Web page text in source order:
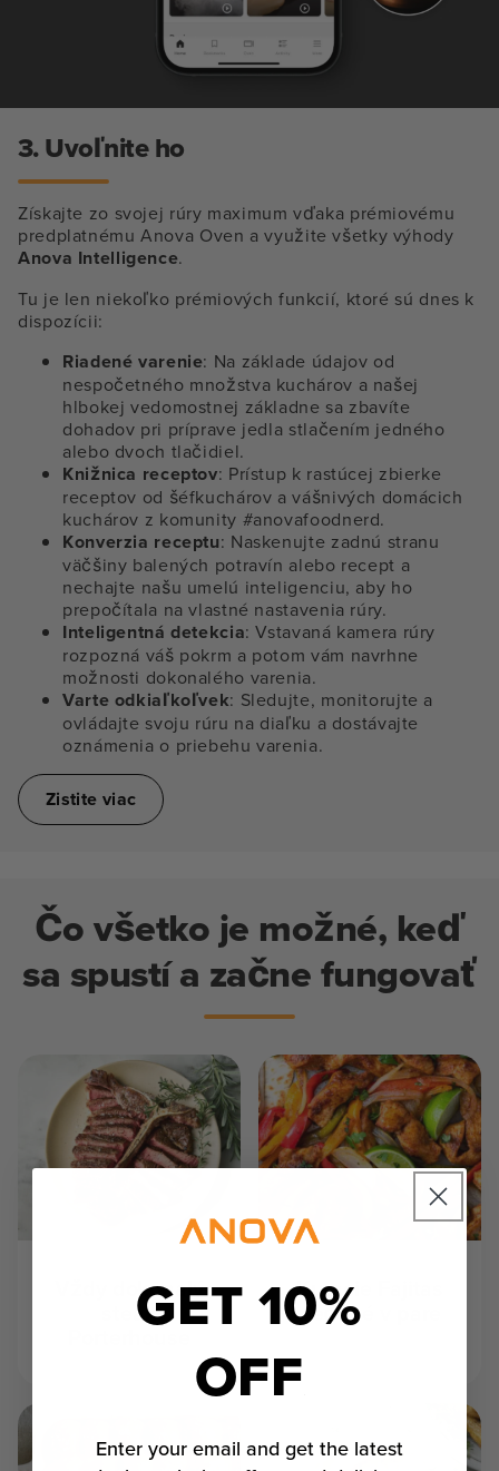
3. Uvoľnite ho
Získajte zo svojej rúry maximum vďaka prémiovému
predplatnému Anova Oven a využite všetky výhody
Anova Intelligence.
Tu je len niekoľko prémiových funkcií, ktoré sú dnes k
dispozícii:
Riadené varenie: Na základe údajov od
nespočetného množstva kuchárov a našej
hlbokej vedomostnej základne sa zbavíte
dohadov pri príprave jedla stlačením jedného
alebo dvoch tlačidiel.
Knižnica receptov: Prístup k rastúcej zbierke
receptov od šéfkuchárov a vášnivých domácich
kuchárov z komunity #anovafoodnerd.
Konverzia receptu: Naskenujte zadnú stranu
väčšiny balených potravín alebo recept a
nechajte našu umelú inteligenciu, aby ho
prepočítala na vlastné nastavenia rúry.
Inteligentná detekcia: Vstavaná kamera rúry
rozpozná váš pokrm a potom vám navrhne
možnosti dokonalého varenia.
Varte odkiaľkoľvek: Sledujte, monitorujte a
ovládajte svoju rúru na diaľku a dostávajte
oznámenia o priebehu varenia.
Zistite viac
Čo všetko je možné, keď
sa spustí a začne fungovať
Vždy dokonalý
steak
Kuracie Fajitas
pečené v pare
GET 10%
OFF
Enter your email and get the latest